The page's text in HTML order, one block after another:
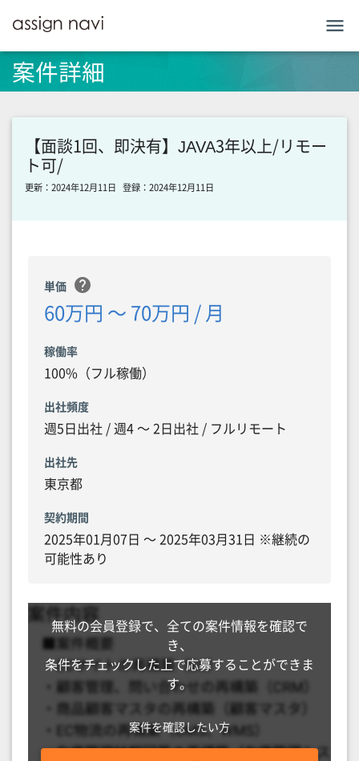
menu
案件詳細
【面談1回、即決有】JAVA3年以上/リモー
ト可/
更新：2024年12月11日 登録：2024年12月11日
単価 help
60万円 〜 70万円 / 月
稼働率
100%（フル稼働）
出社頻度
週5日出社 / 週4 〜 2日出社 / フルリモート
出社先
東京都
契約期間
2025年01月07日 〜 2025年03月31日 ※継続の
可能性あり
無料の会員登録で、全ての案件情報を確認で
き、
条件をチェックした上で応募することができま
す。
案件を確認したい方